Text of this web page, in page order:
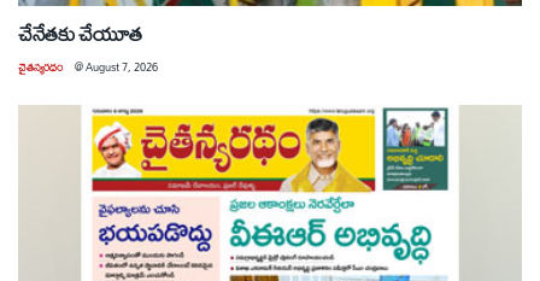
చేనేతకు చేయూత
చైతన్యరధం @August 7, 2026